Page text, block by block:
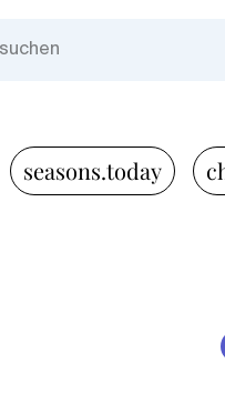
seasons.today